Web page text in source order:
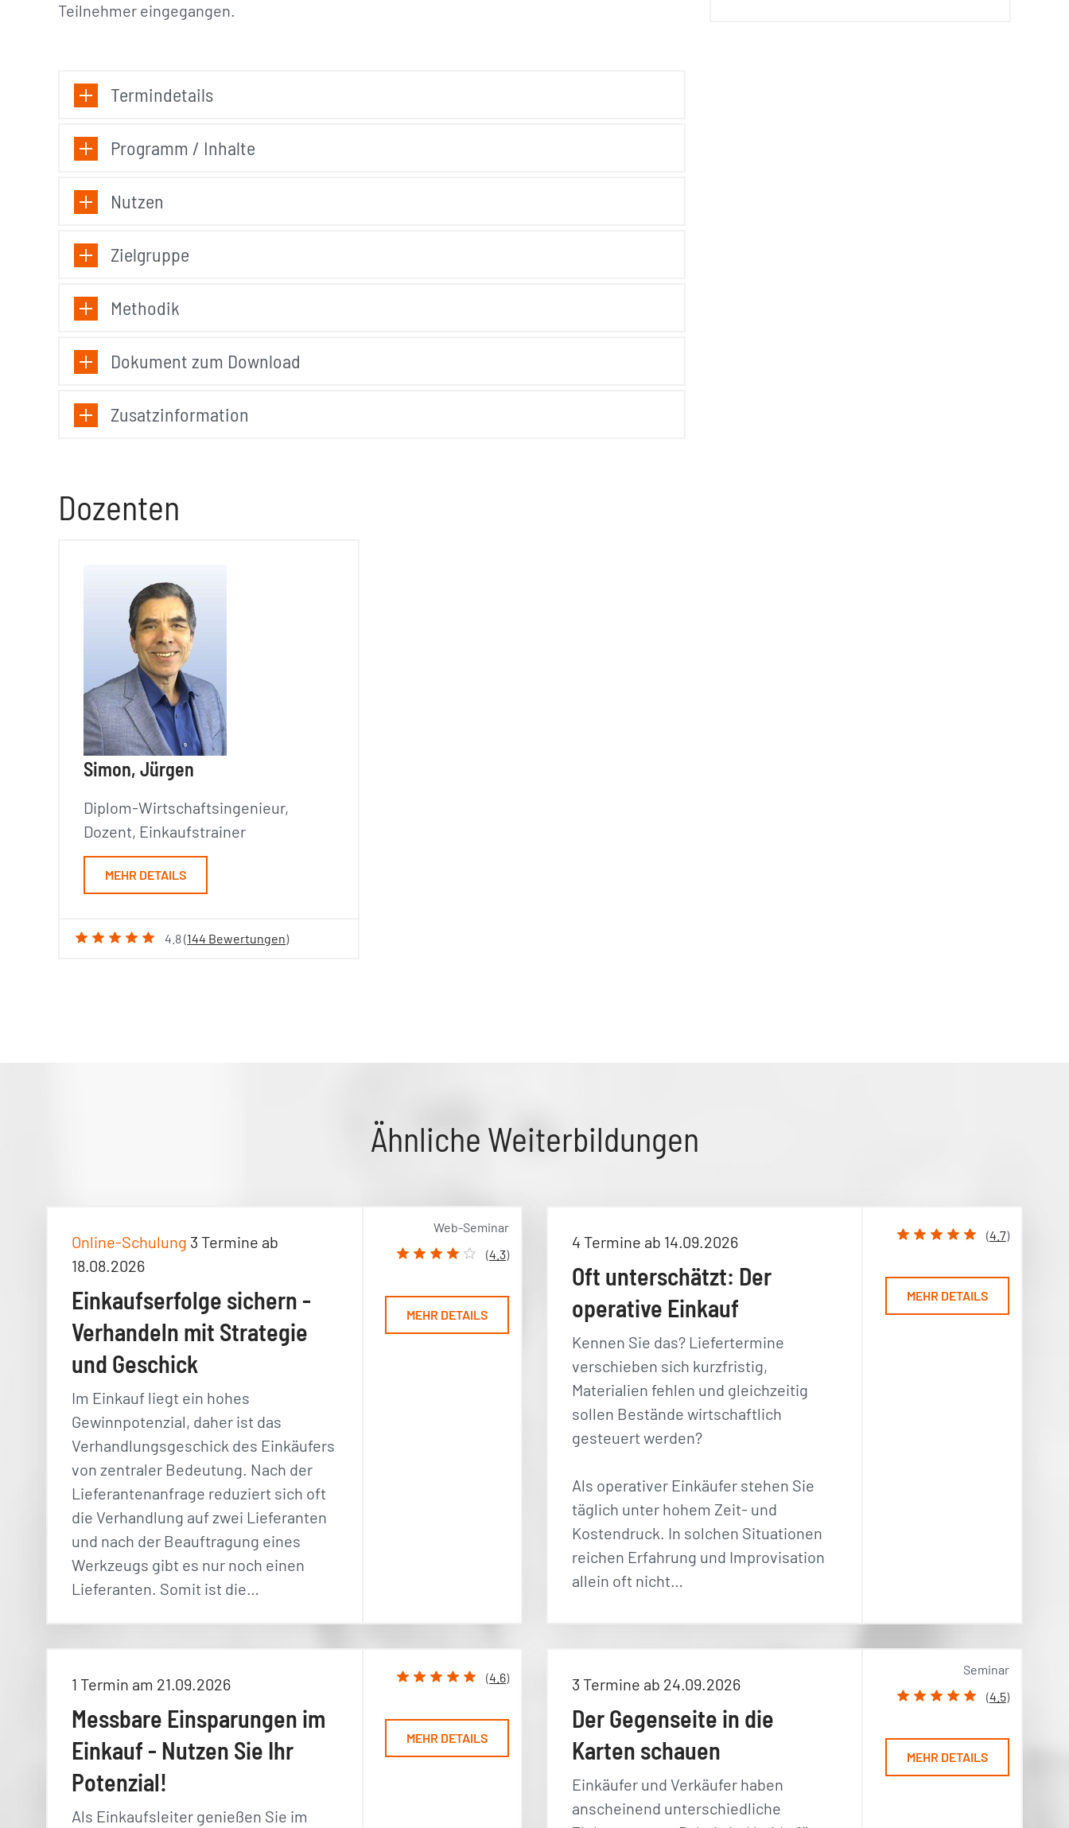
Teilnehmer eingegangen.
Termindetails
Programm / Inhalte
Nutzen
Zielgruppe
Methodik
Dokument zum Download
Zusatzinformation
Dozenten
Simon, Jürgen
Diplom-Wirtschaftsingenieur,
Dozent, Einkaufstrainer
MEHR DETAILS
4.8 (144 Bewertungen)
Ähnliche Weiterbildungen
Online-Schulung 3 Termine ab
18.08.2026
Einkaufserfolge sichern -
Verhandeln mit Strategie
und Geschick
Im Einkauf liegt ein hohes
Gewinnpotenzial, daher ist das
Verhandlungsgeschick des Einkäufers
von zentraler Bedeutung. Nach der
Lieferantenanfrage reduziert sich oft
die Verhandlung auf zwei Lieferanten
und nach der Beauftragung eines
Werkzeugs gibt es nur noch einen
Lieferanten. Somit ist die…
Web-Seminar
(4.3)
MEHR DETAILS
4 Termine ab 14.09.2026
Oft unterschätzt: Der
operative Einkauf
Kennen Sie das? Liefertermine
verschieben sich kurzfristig,
Materialien fehlen und gleichzeitig
sollen Bestände wirtschaftlich
gesteuert werden?
Als operativer Einkäufer stehen Sie
täglich unter hohem Zeit- und
Kostendruck. In solchen Situationen
reichen Erfahrung und Improvisation
allein oft nicht…
(4.7)
MEHR DETAILS
1 Termin am 21.09.2026
Messbare Einsparungen im
Einkauf - Nutzen Sie Ihr
Potenzial!
Als Einkaufsleiter genießen Sie im
(4.6)
MEHR DETAILS
3 Termine ab 24.09.2026
Der Gegenseite in die
Karten schauen
Einkäufer und Verkäufer haben
anscheinend unterschiedliche
Seminar
(4.5)
MEHR DETAILS